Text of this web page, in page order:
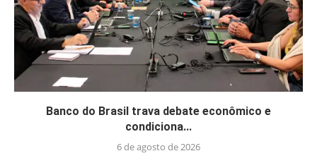
Banco do Brasil trava debate econômico e
condiciona...
6 de agosto de 2026